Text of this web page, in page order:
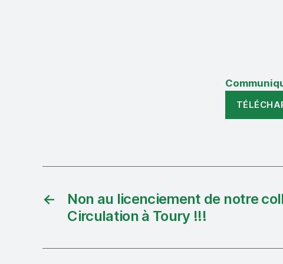
←
Non au licenciement de notre
Circulation à Toury !!!